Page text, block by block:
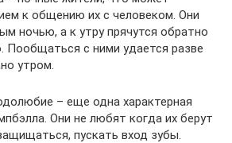
к общению их с человеком. Они
ночью, а к утру прячутся обратно
Пообщаться с ними удается разве
утром.
– еще одна характерная
Они не любят когда их берут
пускать вход зубы.